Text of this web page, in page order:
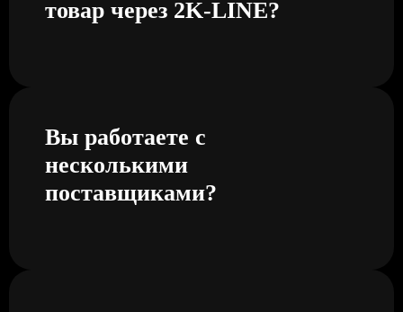
товар через 2K-LINE?
Вы работаете с
несколькими
поставщиками?